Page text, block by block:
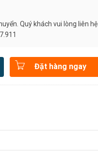
Quý khách vui lòng liên hệ
Đặt hàng ngay